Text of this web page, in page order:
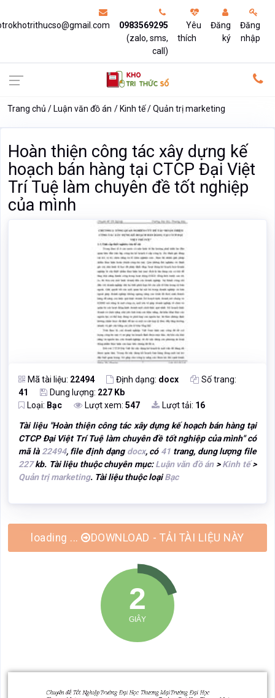
0983569295
(zalo, sms,
call)
Yêu
thích
Đăng
ký
Đăng
nhập
Trang chủ Luận văn đồ án Kinh tế Quản trị marketing
Hoàn thiện công tác xây dựng kế
hoạch bán hàng tại CTCP Đại Việt
Trí Tuệ làm chuyên đề tốt nghiệp
của mình
Mã tài liệu: 22494 Định dạng: docx
Số trang:
41
Dung lượng: 227 Kb
Loại: Bạc Lượt xem: 547 Lượt tải: 16
Tài liệu "Hoàn thiện công tác xây dựng kế hoạch bán hàng tại
CTCP Đại Việt Trí Tuệ làm chuyên đề tốt nghiệp của mình" có
mã là 22494, file định dạng docx, có 41 trang, dung lượng file
227kb. Tài liệu thuộc chuyên mục:Luận văn đồ án>Kinh tế>
Quản trị marketing. Tài liệu thuộc loạiBạc
loading ... DOWNLOAD - TẢI TÀI LIỆU NÀY